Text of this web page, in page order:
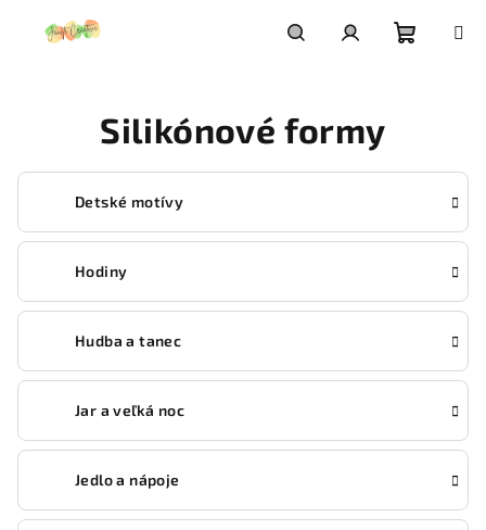
Silikónové formy
Detské motívy
Hodiny
Hudba a tanec
Jar a veľká noc
Jedlo a nápoje